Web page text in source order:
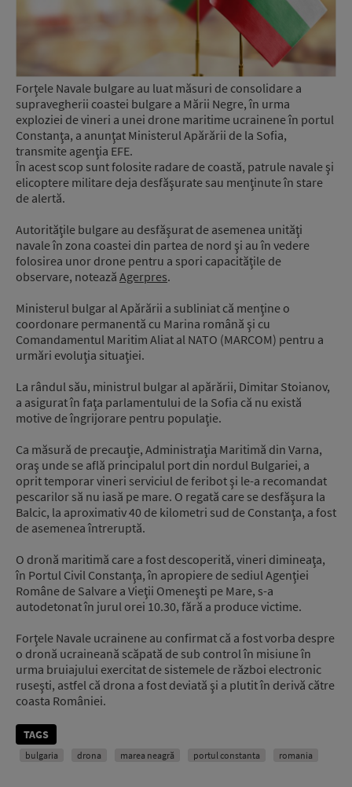
Forţele Navale bulgare au luat măsuri de consolidare a
supravegherii coastei bulgare a Mării Negre, în urma
exploziei de vineri a unei drone maritime ucrainene în portul
Constanţa, a anunţat Ministerul Apărării de la Sofia,
transmite agenţia EFE.
În acest scop sunt folosite radare de coastă, patrule navale şi
elicoptere militare deja desfăşurate sau menţinute în stare
de alertă.
Autorităţile bulgare au desfăşurat de asemenea unităţi
navale în zona coastei din partea de nord şi au în vedere
folosirea unor drone pentru a spori capacităţile de
observare, notează Agerpres.
Ministerul bulgar al Apărării a subliniat că menţine o
coordonare permanentă cu Marina română şi cu
Comandamentul Maritim Aliat al NATO (MARCOM) pentru a
urmări evoluţia situaţiei.
La rândul său, ministrul bulgar al apărării, Dimitar Stoianov,
a asigurat în faţa parlamentului de la Sofia că nu există
motive de îngrijorare pentru populaţie.
Ca măsură de precauţie, Administraţia Maritimă din Varna,
oraş unde se află principalul port din nordul Bulgariei, a
oprit temporar vineri serviciul de feribot şi le-a recomandat
pescarilor să nu iasă pe mare. O regată care se desfăşura la
Balcic, la aproximativ 40 de kilometri sud de Constanţa, a fost
de asemenea întreruptă.
O dronă maritimă care a fost descoperită, vineri dimineaţa,
în Portul Civil Constanţa, în apropiere de sediul Agenţiei
Române de Salvare a Vieţii Omeneşti pe Mare, s-a
autodetonat în jurul orei 10.30, fără a produce victime.
Forţele Navale ucrainene au confirmat că a fost vorba despre
o dronă ucraineană scăpată de sub control în misiune în
urma bruiajului exercitat de sistemele de război electronic
ruseşti, astfel că drona a fost deviată şi a plutit în derivă către
coasta României.
TAGS
bulgaria drona marea neagră portul constanta romania